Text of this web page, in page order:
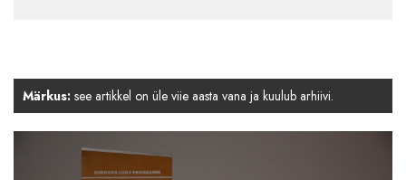
Märkus: see artikkel on üle viie aasta vana ja kuulub arhiivi.